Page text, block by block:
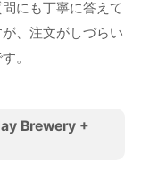
にも丁寧に答えて
、注文がしづらい
。
Brewery +